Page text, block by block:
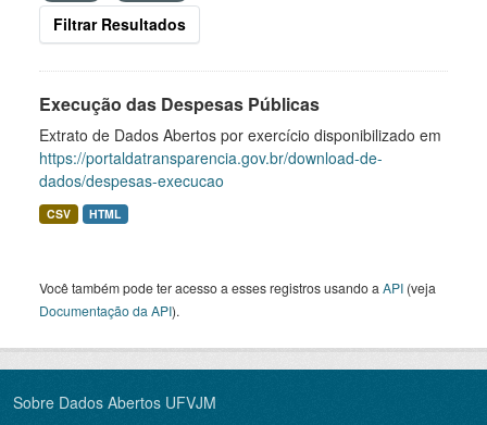
Filtrar Resultados
Execução das Despesas Públicas
Extrato de Dados Abertos por exercício disponibilizado em
https://portaldatransparencia.gov.br/download-de-
dados/despesas-execucao
CSV HTML
Você também pode ter acesso a esses registros usando a API (veja
Documentação da API).
Sobre Dados Abertos UFVJM